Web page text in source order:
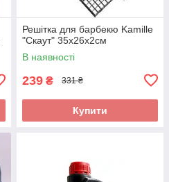
Решітка для барбекю Kamille
"Скаут" 35х26х2см
В наявності
239 ₴ 331 ₴
Купити